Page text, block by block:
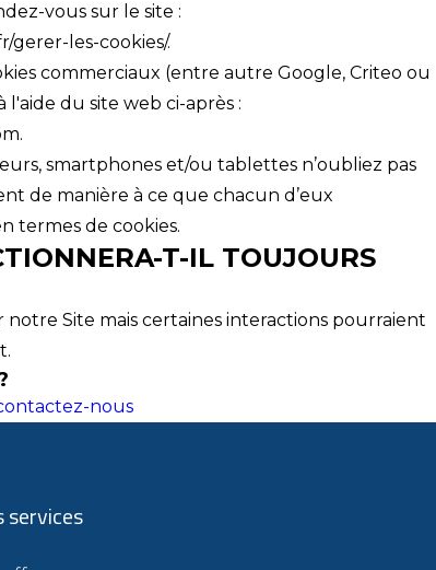
vous sur le site :
gerer-les-cookies/.
commerciaux (entre autre Google, Criteo ou
l'aide du site web ci-après :
smartphones et/ou tablettes n’oubliez pas
de manière à ce que chacun d’eux
termes de cookies.
T-IL TOUJOURS
Site mais certaines interactions pourraient
nous
services